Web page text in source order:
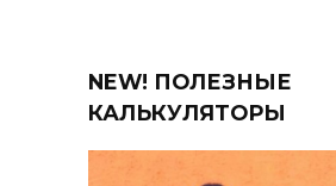
NEW! ПОЛЕЗНЫЕ
КАЛЬКУЛЯТОРЫ